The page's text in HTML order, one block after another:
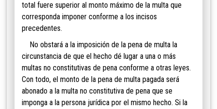
total fuere superior al monto máximo de la multa que
corresponda imponer conforme a los incisos
precedentes.
No obstará a la imposición de la pena de multa la
circunstancia de que el hecho dé lugar a una o más
multas no constitutivas de pena conforme a otras leyes.
Con todo, el monto de la pena de multa pagada será
abonado a la multa no constitutiva de pena que se
imponga a la persona jurídica por el mismo hecho. Si la